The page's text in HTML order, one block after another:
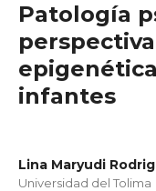
Patología
infantes
Lina Maryudi
Universidad del Tolima